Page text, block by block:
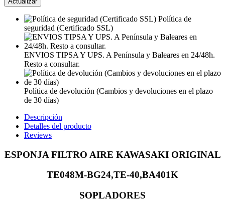
Política de
seguridad (Certificado SSL)
ENVIOS TIPSA Y UPS. A Península y Baleares en 24/48h.
Resto a consultar.
Política de devolución (Cambios y devoluciones en el plazo
de 30 días)
Descripción
Detalles del producto
Reviews
ESPONJA FILTRO AIRE KAWASAKI ORIGINAL
TE048M-BG24,TE-40,BA401K
SOPLADORES